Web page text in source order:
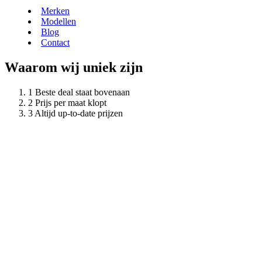
Merken
Modellen
Blog
Contact
Waarom wij uniek zijn
Beste deal staat bovenaan
Prijs per maat klopt
Altijd up-to-date prijzen